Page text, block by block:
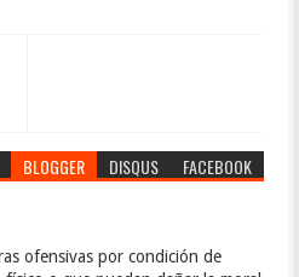
BLOGGER DISQUS FACEBOOK
ofensivas por condición de